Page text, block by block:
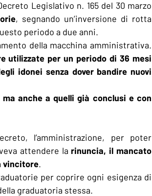
Legislativo n. 165 del 30 marzo
, segnando un’inversione di rotta
periodo a due anni.
utilizzate per un periodo di 36 mesi
idonei senza dover bandire nuovi
anche a quelli già conclusi e con
l’amministrazione, per poter
attendere la rinuncia, il mancato
vincitore.
per coprire ogni esigenza di
graduatoria stessa.